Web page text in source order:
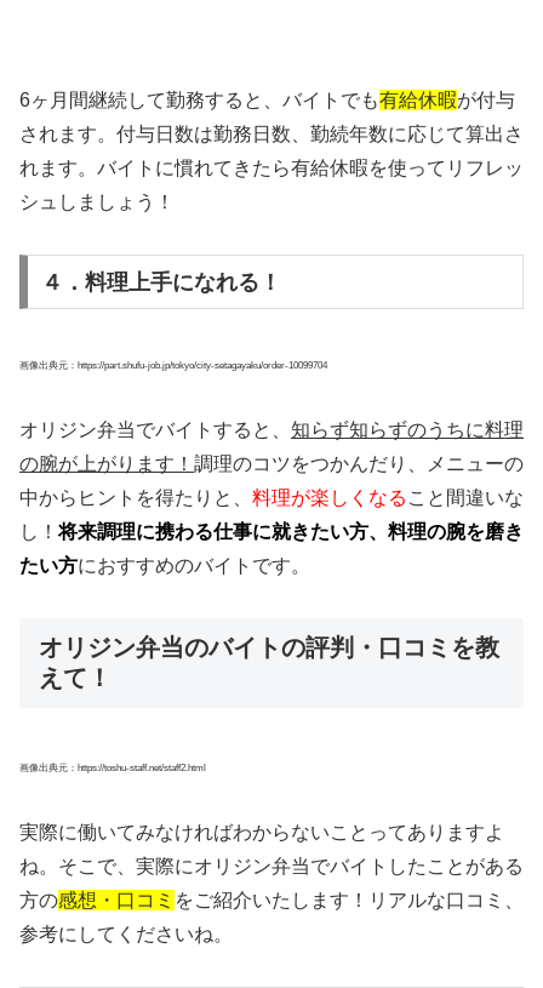
6ヶ月間継続して勤務すると、バイトでも有給休暇が付与
されます。付与日数は勤務日数、勤続年数に応じて算出さ
れます。バイトに慣れてきたら有給休暇を使ってリフレッ
シュしましょう！
４．料理上手になれる！
画像出典元：https://part.shufu-job.jp/tokyo/city-setagayaku/order-10099704
オリジン弁当でバイトすると、 知らず知らずのうちに料理
の腕が上がります！ 調理のコツをつかんだり、メニューの
中からヒントを得たりと、 料理が楽しくなる こと間違いな
し！将来調理に携わる仕事に就きたい方、料理の腕を磨き
たい方におすすめのバイトです。
オリジン弁当のバイトの評判・口コミを教
えて！
画像出典元：https://toshu-staff.net/staff2.html
実際に働いてみなければわからないことってありますよ
ね。そこで、実際にオリジン弁当でバイトしたことがある
方の感想・口コミ をご紹介いたします！リアルな口コミ、
参考にしてくださいね。